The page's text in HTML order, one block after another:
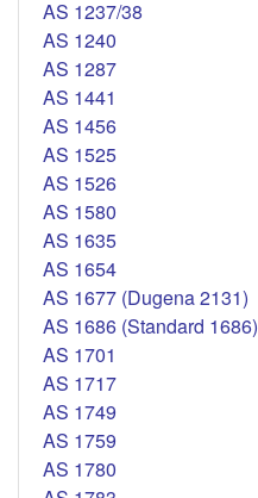
AS 1237/38
AS 1240
AS 1287
AS 1441
AS 1456
AS 1525
AS 1526
AS 1580
AS 1635
AS 1654
AS 1677 (Dugena 2131)
AS 1686 (Standard 1686)
AS 1701
AS 1717
AS 1749
AS 1759
AS 1780